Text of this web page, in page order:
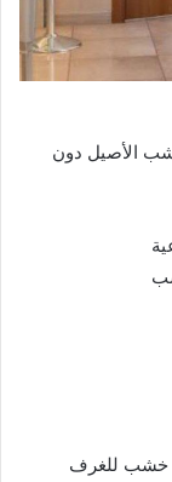
جمال الخشب الأصيل دون
خشب للغرف